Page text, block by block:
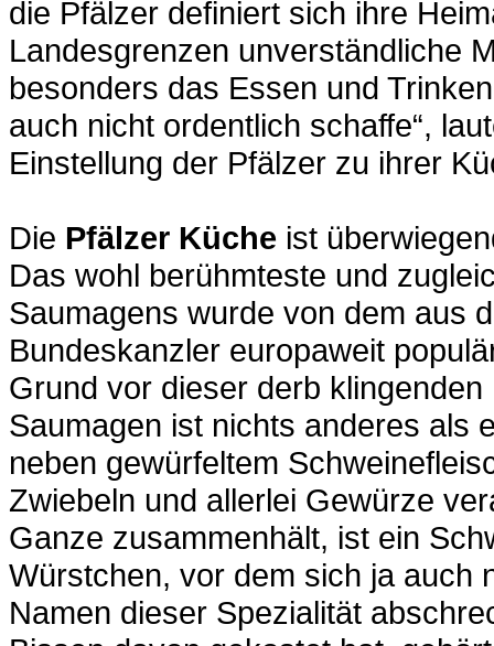
die Pfälzer definiert sich ihre
Landesgrenzen unverständliche
besonders das Essen und
auch nicht ordentlich schaffe“,
Einstellung der Pfälzer zu ihrer
Die Pfälzer Küche ist
Das wohl berühmteste und
Saumagens wurde von dem aus
Bundeskanzler europaweit
Grund vor dieser derb
Saumagen ist nichts anderes als
neben gewürfeltem
Zwiebeln und allerlei Gewürze
Ganze zusammenhält, ist ein
Würstchen, vor dem sich ja auch
Namen dieser Spezialität